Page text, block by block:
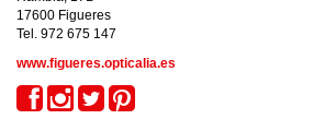
17600 Figueres
Tel. 972 675 147
www.figueres.opticalia.es